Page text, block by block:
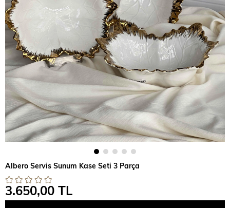
Albero Servis Sunum Kase Seti 3 Parça
3.650,00 TL